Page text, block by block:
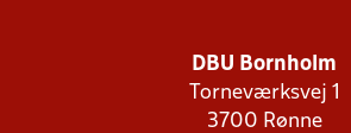
DBU Bornholm
Torneværksvej 1
3700 Rønne